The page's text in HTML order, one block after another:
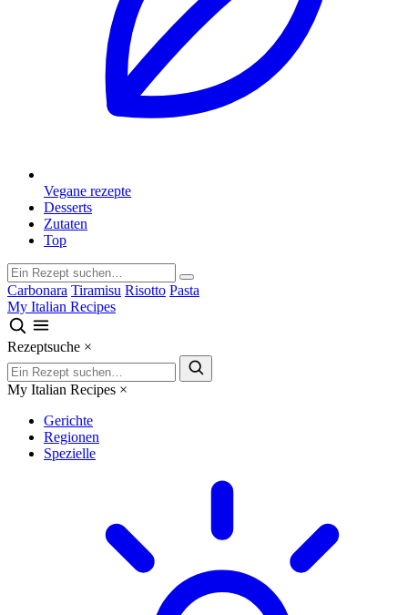
Vegane rezepte
Desserts
Zutaten
Top
Carbonara Tiramisu Risotto Pasta
My Italian Recipes
Rezeptsuche ×
My Italian Recipes ×
Gerichte
Regionen
Spezielle